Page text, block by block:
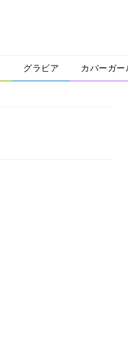
グラビア カバーガー